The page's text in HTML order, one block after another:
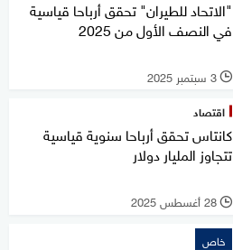
"الاتحاد للطيران" تحقق أرباحا قياسية
في النصف الأول من 2025
l 3 سبتمبر 2025
اقتصاد
كانتاس تحقق أرباحا سنوية قياسية
تتجاوز المليار دولار
l 28 أغسطس 2025
خاص